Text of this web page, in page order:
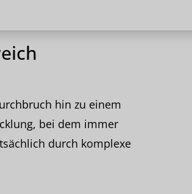
hin zu einem
bei dem immer
durch komplexe